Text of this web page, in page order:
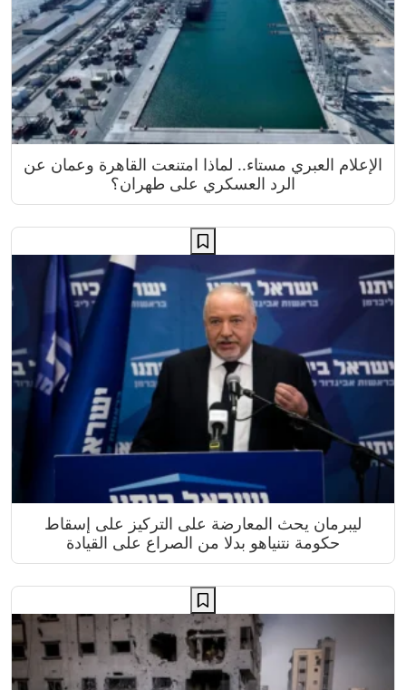
الإعلام العبري مستاء.. لماذا امتنعت القاهرة وعمان عن
الرد العسكري على طهران؟
ليبرمان يحث المعارضة على التركيز على إسقاط
حكومة نتنياهو بدلا من الصراع على القيادة